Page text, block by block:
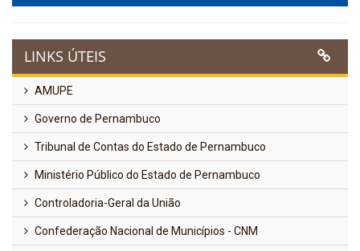
LINKS ÚTEIS
AMUPE
Governo de Pernambuco
Tribunal de Contas do Estado de Pernambuco
Ministério Público do Estado de Pernambuco
Controladoria-Geral da União
Confederação Nacional de Municípios - CNM